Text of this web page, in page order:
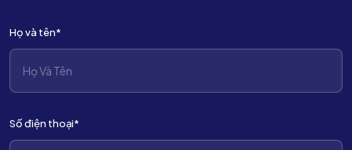
Họ và tên*
Số điện thoại*